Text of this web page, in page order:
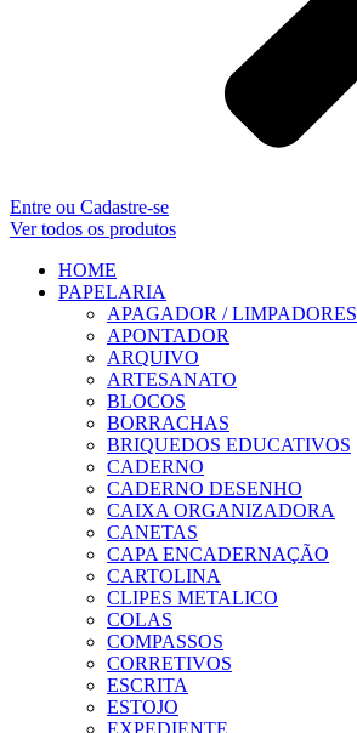
Entre ou Cadastre-se
Ver todos os produtos
HOME
PAPELARIA
APAGADOR / LIMPADORES
APONTADOR
ARQUIVO
ARTESANATO
BLOCOS
BORRACHAS
BRIQUEDOS EDUCATIVOS
CADERNO
CADERNO DESENHO
CAIXA ORGANIZADORA
CANETAS
CAPA ENCADERNAÇÃO
CARTOLINA
CLIPES METALICO
COLAS
COMPASSOS
CORRETIVOS
ESCRITA
ESTOJO
EXPEDIENTE